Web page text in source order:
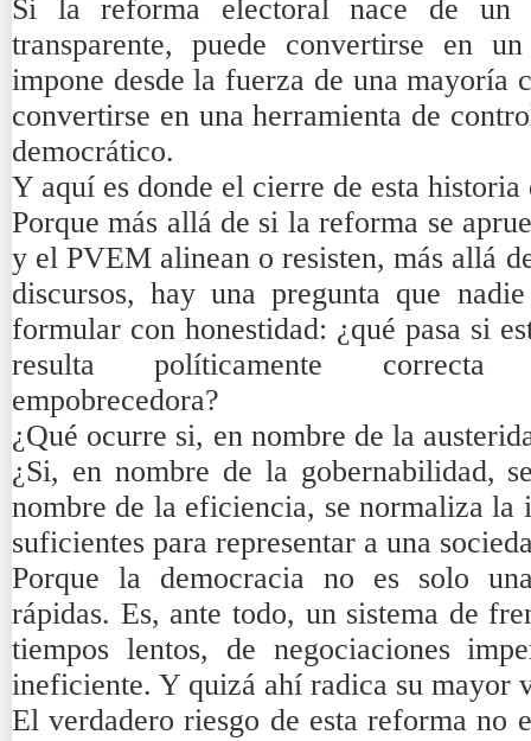
Si la reforma electoral nace de un
transparente, puede convertirse en
impone desde la fuerza de una mayoría
convertirse en una herramienta de
democrático.
Y aquí es donde el cierre de esta
Porque más allá de si la reforma se
y el PVEM alinean o resisten, más allá
discursos, hay una pregunta que
formular con honestidad: ¿qué pasa si
resulta políticamente correcta
empobrecedora?
¿Qué ocurre si, en nombre de la
¿Si, en nombre de la gobernabilidad,
nombre de la eficiencia, se normaliza la
suficientes para representar a una
Porque la democracia no es solo
rápidas. Es, ante todo, un sistema de
tiempos lentos, de negociaciones
ineficiente. Y quizá ahí radica su mayor
El verdadero riesgo de esta reforma no